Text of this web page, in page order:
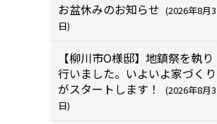
お盆休みのお知らせ (2026年8月3
日)
【柳川市O様邸】地鎮祭を執り
行いました。いよいよ家づくり
がスタートします！
(2026年8月3
日)